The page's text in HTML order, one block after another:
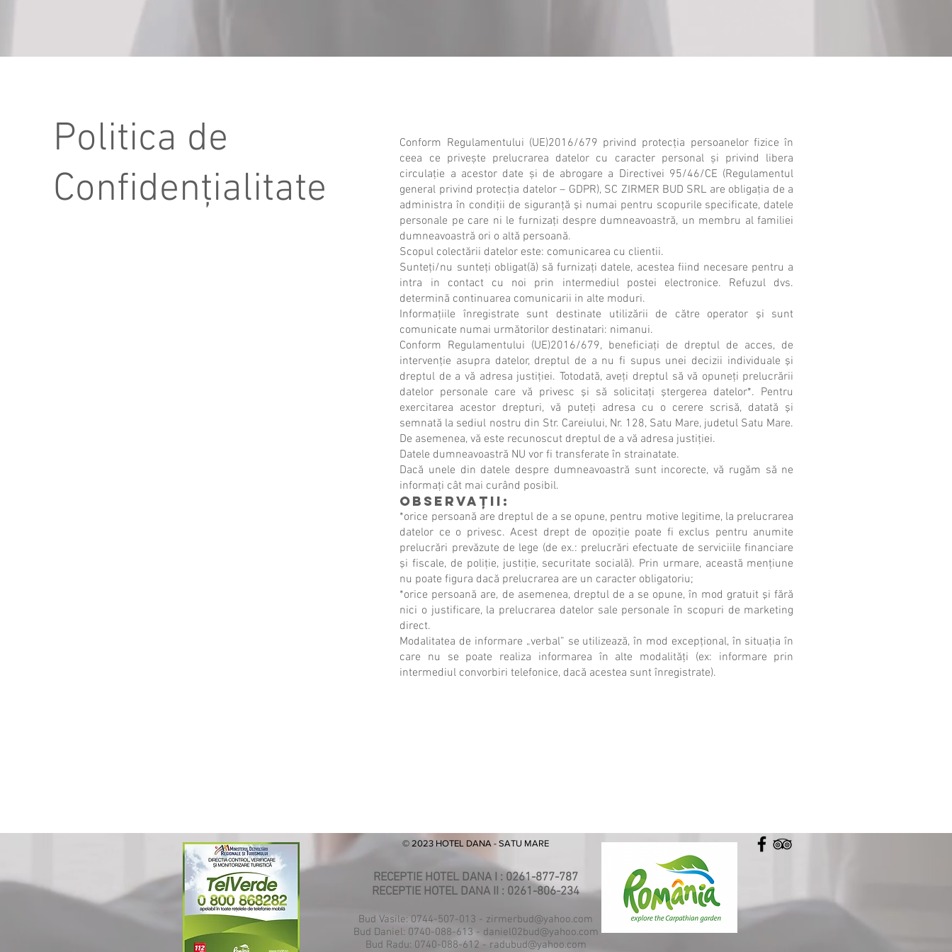
Politica de
Confidențialitate
Conform Regulamentului (UE)2016/679 privind protecţia persoanelor fizice în
ceea ce privește prelucrarea datelor cu caracter personal și privind libera
circulaţie a acestor date și de abrogare a Directivei 95/46/CE (Regulamentul
general privind protecţia datelor – GDPR), SC ZIRMER BUD SRL are obligaţia de a
administra în condiţii de siguranţă şi numai pentru scopurile specificate, datele
personale pe care ni le furnizaţi despre dumneavoastră, un membru al familiei
dumneavoastră ori o altă persoană.
Scopul colectării datelor este: comunicarea cu clientii.
Sunteţi/nu sunteţi obligat(ă) să furnizaţi datele, acestea fiind necesare pentru a
intra in contact cu noi prin intermediul postei electronice. Refuzul dvs.
determină continuarea comunicarii in alte moduri.
Informaţiile înregistrate sunt destinate utilizării de către operator şi sunt
comunicate numai următorilor destinatari: nimanui.
Conform Regulamentului (UE)2016/679, beneficiaţi de dreptul de acces, de
intervenţie asupra datelor, dreptul de a nu fi supus unei decizii individuale şi
dreptul de a vă adresa justiţiei. Totodată, aveţi dreptul să vă opuneţi prelucrării
datelor personale care vă privesc şi să solicitaţi ştergerea datelor*. Pentru
exercitarea acestor drepturi, vă puteţi adresa cu o cerere scrisă, datată şi
semnată la sediul nostru din Str. Careiului, Nr. 128, Satu Mare, judetul Satu Mare.
De asemenea, vă este recunoscut dreptul de a vă adresa justiţiei.
Datele dumneavoastră NU vor fi transferate în strainatate.
Dacă unele din datele despre dumneavoastră sunt incorecte, vă rugăm să ne
informaţi cât mai curând posibil.
Observaţii:
*orice persoană are dreptul de a se opune, pentru motive legitime, la prelucrarea
datelor ce o privesc. Acest drept de opoziţie poate fi exclus pentru anumite
prelucrări prevăzute de lege (de ex.: prelucrări efectuate de serviciile financiare
şi fiscale, de poliţie, justiţie, securitate socială). Prin urmare, această menţiune
nu poate figura dacă prelucrarea are un caracter obligatoriu;
*orice persoană are, de asemenea, dreptul de a se opune, în mod gratuit şi fără
nici o justificare, la prelucrarea datelor sale personale în scopuri de marketing
direct.
Modalitatea de informare „verbal” se utilizează, în mod excepţional, în situaţia în
care nu se poate realiza informarea în alte modalităţi (ex: informare prin
intermediul convorbiri telefonice, dacă acestea sunt înregistrate).
© 2023 HOTEL DANA - SATU MARE
RECEPTIE HOTEL DANA I : 0261-877-787
RECEPTIE HOTEL DANA II : 0261-806-234
Bud Vasile: 0744-507-013 - zirmerbud@yahoo.com
Bud Daniel: 0740-088-613 - daniel02bud@yahoo.com
Bud Radu: 0740-088-612 - radubud@yahoo.com